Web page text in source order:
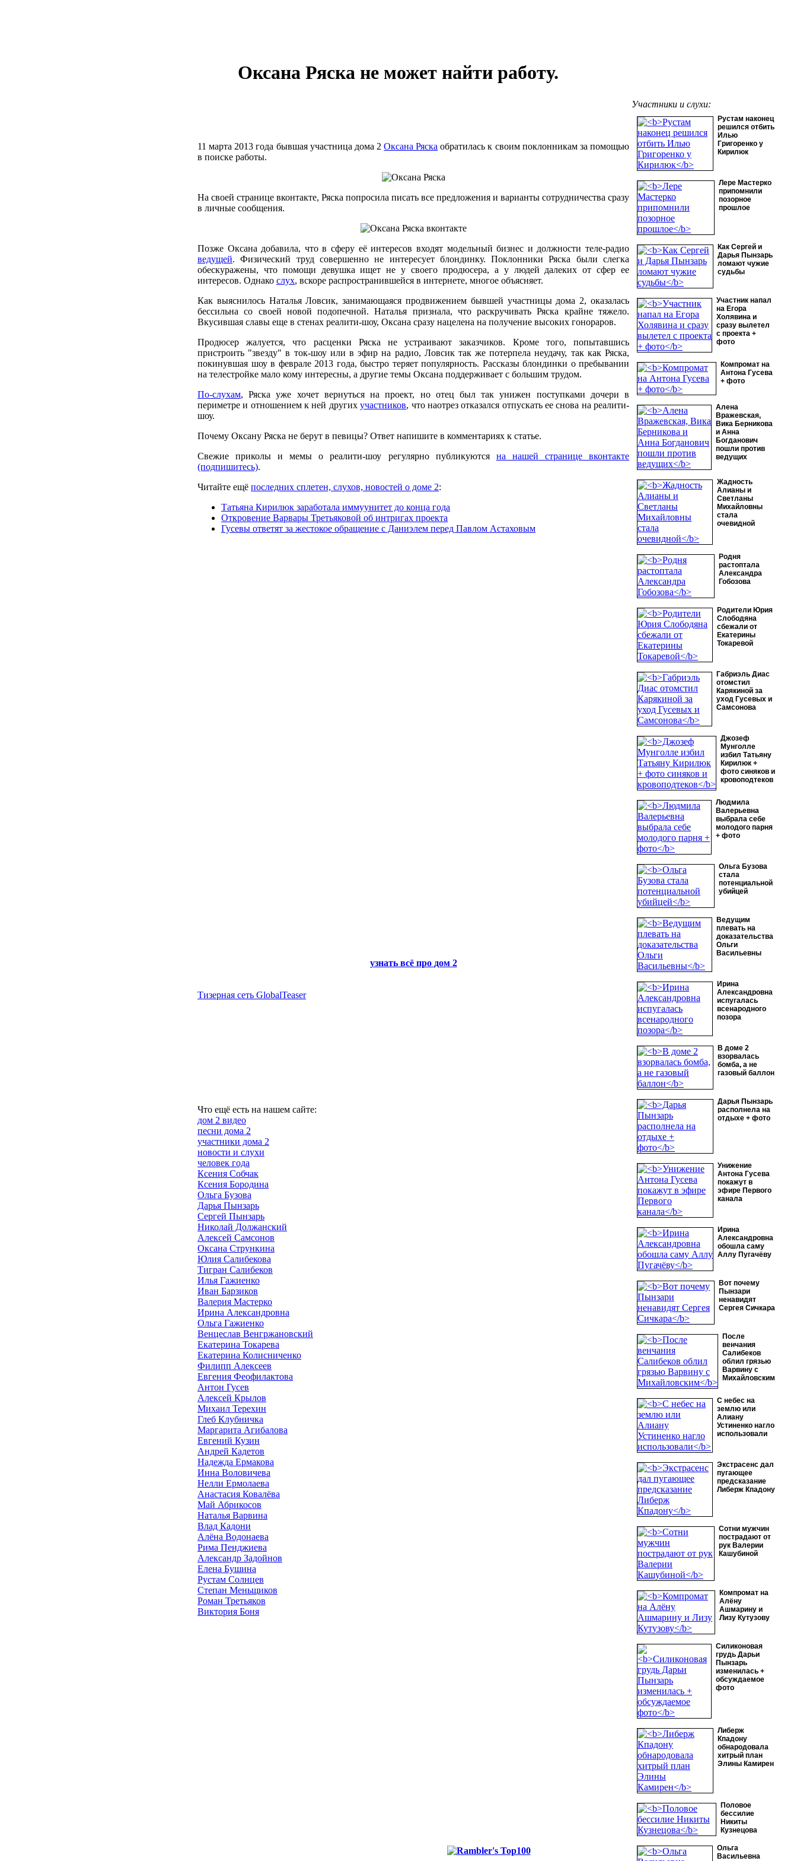
Оксана Ряска не может найти работу.
Участники и слухи:
Рустам наконец
решился отбить
Илью
Григоренко у
Кирилюк
Лере Мастерко
припомнили
позорное
прошлое
Как Сергей и
Дарья Пынзарь
ломают чужие
судьбы
Участник напал
на Егора
Холявина и
сразу вылетел
с проекта +
фото
Компромат на
Антона Гусева
+ фото
Алена
Вражевская,
Вика Берникова
и Анна
Богданович
пошли против
ведущих
Жадность
Алианы и
Светланы
Михайловны
стала
очевидной
Родня
растоптала
Александра
Гобозова
Родители Юрия
Слободяна
сбежали от
Екатерины
Токаревой
Габриэль Диас
отомстил
Карякиной за
уход Гусевых и
Самсонова
Джозеф
Мунголле
избил Татьяну
Кирилюк +
фото синяков и
кровоподтеков
Людмила
Валерьевна
выбрала себе
молодого парня
+ фото
Ольга Бузова
стала
потенциальной
убийцей
Ведущим
плевать на
доказательства
Ольги
Васильевны
Ирина
Александровна
испугалась
всенародного
позора
В доме 2
взорвалась
бомба, а не
газовый баллон
Дарья Пынзарь
располнела на
отдыхе + фото
Унижение
Антона Гусева
покажут в
эфире Первого
канала
Ирина
Александровна
обошла саму
Аллу Пугачёву
Вот почему
Пынзари
ненавидят
Сергея Сичкара
После
венчания
Салибеков
облил грязью
Варвину с
Михайловским
С небес на
землю или
Алиану
Устиненко нагло
использовали
Экстрасенс дал
пугающее
предсказание
Либерж Кпадону
Сотни мужчин
пострадают от
рук Валерии
Кашубиной
Компромат на
Алёну
Ашмарину и
Лизу Кутузову
Силиконовая
грудь Дарьи
Пынзарь
изменилась +
обсуждаемое
фото
Либерж
Кпадону
обнародовала
хитрый план
Элины Камирен
Половое
бессилие
Никиты
Кузнецова
Ольга
Васильевна
11 марта 2013 года бывшая участница дома 2Оксана Ряска обратилась к своим поклонникам за помощью
в поиске работы.
На своей странице вконтакте, Ряска попросила писать все предложения и варианты сотрудничества сразу
в личные сообщения.
Позже Оксана добавила, что в сферу её интересов входят модельный бизнес и должности теле-радио
ведущей. Физический труд совершенно не интересует блондинку. Поклонники Ряска были слегка
обескуражены, что помощи девушка ищет не у своего продюсера, а у людей далеких от сфер ее
интересов. Однако слух, вскоре распространившейся в интернете, многое объясняет.
Как выяснилось Наталья Ловсик, занимающаяся продвижением бывшей участницы дома 2, оказалась
бессильна со своей новой подопечной. Наталья признала, что раскручивать Ряска крайне тяжело.
Вкусившая славы еще в стенах реалити-шоу, Оксана сразу нацелена на получение высоких гонораров.
Продюсер жалуется, что расценки Ряска не устраивают заказчиков. Кроме того, попытавшись
пристроить "звезду" в ток-шоу или в эфир на радио, Ловсик так же потерпела неудачу, так как Ряска,
покинувшая шоу в феврале 2013 года, быстро теряет популярность. Рассказы блондинки о пребывании
на телестройке мало кому интересны, а другие темы Оксана поддерживает с большим трудом.
По-слухам, Ряска уже хочет вернуться на проект, но отец был так унижен поступками дочери в
периметре и отношением к ней другихучастников, что наотрез отказался отпускать ее снова на реалити-
шоу.
Почему Оксану Ряска не берут в певицы? Ответ напишите в комментариях к статье.
Свежие приколы и мемы о реалити-шоу регулярно публикуются на нашей странице вконтакте
(подпишитесь).
Читайте ещё последних сплетен, слухов, новостей о доме 2:
Татьяна Кирилюк заработала иммуунитет до конца года
Откровение Варвары Третьяковой об интригах проекта
Гусевы ответят за жестокое обращение с Даниэлем перед Павлом Астаховым
узнать всё про дом 2
Тизерная сеть GlobalTeaser
Что ещё есть на нашем сайте:
дом 2 видео
песни дома 2
участники дома 2
новости и слухи
человек года
Ксения Собчак
Ксения Бородина
Ольга Бузова
Дарья Пынзарь
Сергей Пынзарь
Николай Должанский
Алексей Самсонов
Оксана Стрункина
Юлия Салибекова
Тигран Салибеков
Илья Гажиенко
Иван Барзиков
Валерия Мастерко
Ирина Александровна
Ольга Гажиенко
Венцеслав Венгржановский
Екатерина Токарева
Екатерина Колисниченко
Филипп Алексеев
Евгения Феофилактова
Антон Гусев
Алексей Крылов
Михаил Терехин
Глеб Клубничка
Маргарита Агибалова
Евгений Кузин
Андрей Кадетов
Надежда Ермакова
Инна Воловичева
Нелли Ермолаева
Анастасия Ковалёва
Май Абрикосов
Наталья Варвина
Влад Кадони
Алёна Водонаева
Рима Пенджиева
Александр Задойнов
Елена Бушина
Рустам Солнцев
Степан Меньщиков
Роман Третьяков
Виктория Боня